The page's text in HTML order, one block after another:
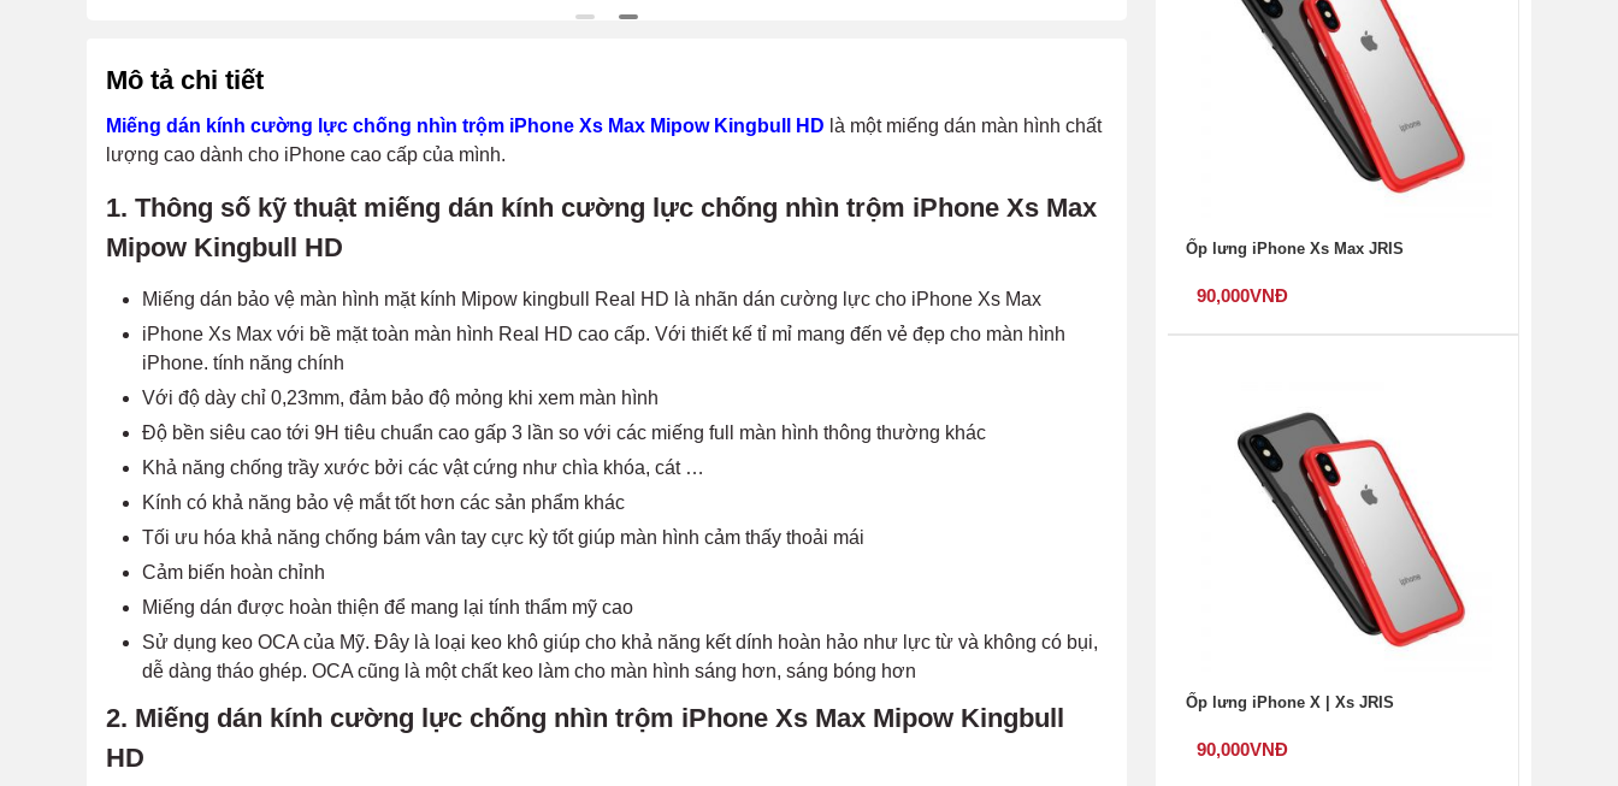
Mô tả chi tiết
Miếng dán kính cường lực chống nhìn trộm iPhone Xs Max Mipow Kingbull HD là một miếng dán màn hình chất
lượng cao dành cho iPhone cao cấp của mình.
1. Thông số kỹ thuật miếng dán kính cường lực chống nhìn trộm iPhone Xs Max
Mipow Kingbull HD
Miếng dán bảo vệ màn hình mặt kính Mipow kingbull Real HD là nhãn dán cường lực cho iPhone Xs Max
iPhone Xs Max với bề mặt toàn màn hình Real HD cao cấp. Với thiết kế tỉ mỉ mang đến vẻ đẹp cho màn hình
iPhone. tính năng chính
Với độ dày chỉ 0,23mm, đảm bảo độ mỏng khi xem màn hình
Độ bền siêu cao tới 9H tiêu chuẩn cao gấp 3 lần so với các miếng full màn hình thông thường khác
Khả năng chống trầy xước bởi các vật cứng như chìa khóa, cát …
Kính có khả năng bảo vệ mắt tốt hơn các sản phẩm khác
Tối ưu hóa khả năng chống bám vân tay cực kỳ tốt giúp màn hình cảm thấy thoải mái
Cảm biến hoàn chỉnh
Miếng dán được hoàn thiện để mang lại tính thẩm mỹ cao
Sử dụng keo OCA của Mỹ. Đây là loại keo khô giúp cho khả năng kết dính hoàn hảo như lực từ và không có bụi,
dễ dàng tháo ghép. OCA cũng là một chất keo làm cho màn hình sáng hơn, sáng bóng hơn
2. Miếng dán kính cường lực chống nhìn trộm iPhone Xs Max Mipow Kingbull
HD
Ốp lưng iPhone Xs Max JRIS
90,000VNĐ
Ốp lưng iPhone X | Xs JRIS
90,000VNĐ